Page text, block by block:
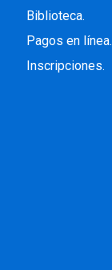
Biblioteca.
Pagos en línea.
Inscripciones.